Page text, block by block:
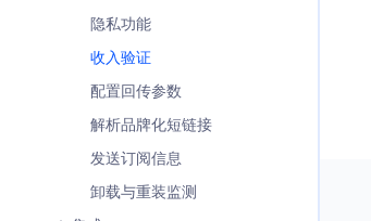
隐私功能
收入验证
配置回传参数
解析品牌化短链接
发送订阅信息
卸载与重装监测